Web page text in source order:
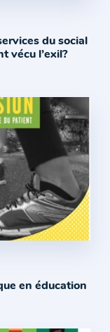
du social
vécu l’exil?
en éducation